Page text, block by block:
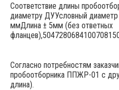
Соответствие длины
диаметру ДУУсловный диаметр
ммДлина ± 5мм (без ответных
Согласно потребностям
пробоотборника ППЖР-01 с
длина).